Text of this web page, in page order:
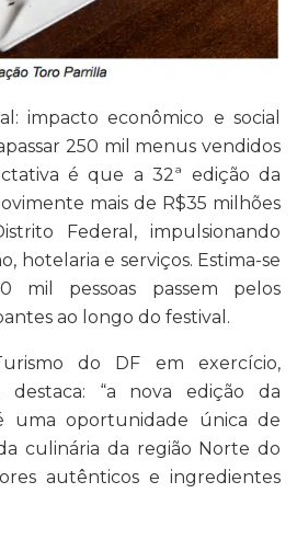
impacto econômico e social
250 mil menus vendidos
é que a 32ª edição da
mais de R$35 milhões
Federal, impulsionando
hotelaria e serviços. Estima-se
mil pessoas passem pelos
ao longo do festival.
do DF em exercício,
destaca: “a nova edição da
uma oportunidade única de
culinária da região Norte do
autênticos e ingredientes